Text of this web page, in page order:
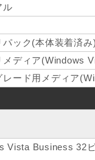
ル
パック(本体装着済み
メディア(Windows
レード用メディア
Vista Business 32